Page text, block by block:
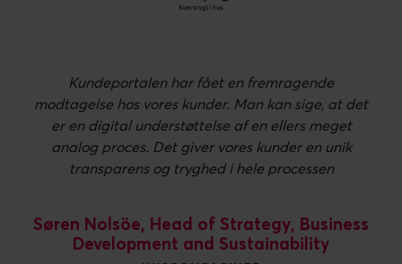
Kundeportalen har fået en fremragende
modtagelse hos vores kunder. Man kan sige, at det
er en digital understøttelse af en ellers meget
analog proces. Det giver vores kunder en unik
transparens og tryghed i hele processen
Søren Nolsöe, Head of Strategy, Business
Development and Sustainability